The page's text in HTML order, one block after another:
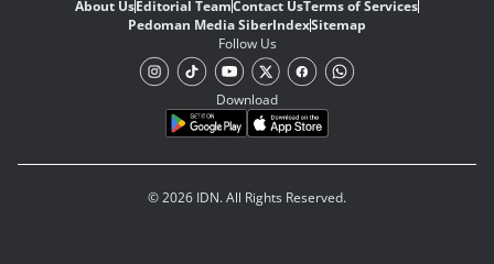
About UsEditorial TeamContact UsTerms of Services
Pedoman Media SiberIndexSitemap
Follow Us
Download
© 2026 IDN. All Rights Reserved.